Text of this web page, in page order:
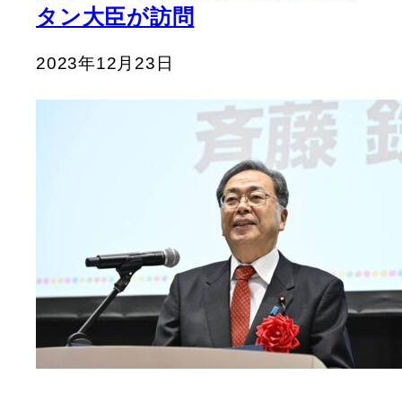
タン大臣が訪問
2023年12月23日